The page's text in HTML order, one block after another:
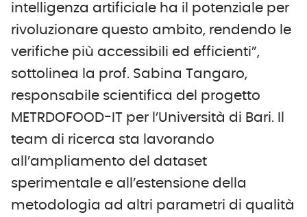
intelligenza artificiale ha il potenziale per
rivoluzionare questo ambito, rendendo le
verifiche più accessibili ed efficienti”,
sottolinea la prof. Sabina Tangaro,
responsabile scientifica del progetto
METRDOFOOD-IT per l’Università di Bari. Il
team di ricerca sta lavorando
all’ampliamento del dataset
sperimentale e all’estensione della
metodologia ad altri parametri di qualità